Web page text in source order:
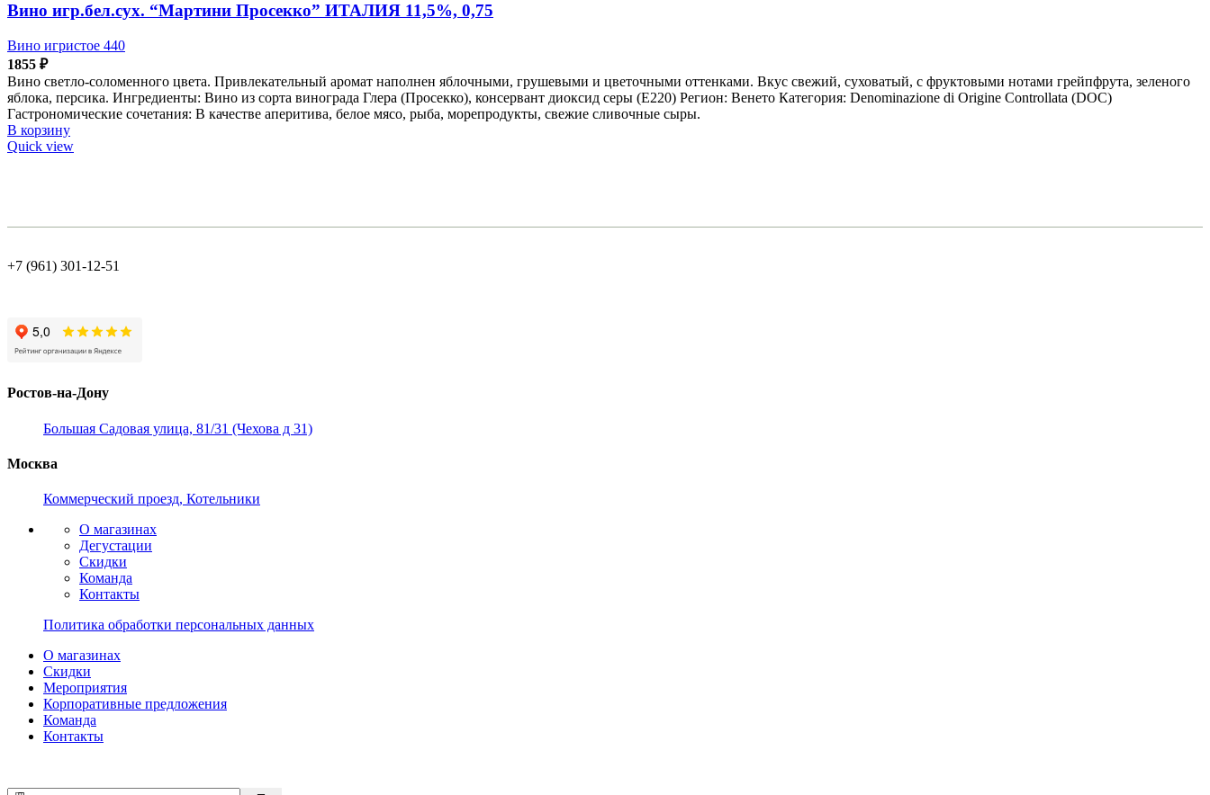
Вино игр.бел.сух. “Мартини Просекко” ИТАЛИЯ 11,5%, 0,75
Вино игристое 440
1855 ₽
Вино светло-соломенного цвета. Привлекательный аромат наполнен яблочными, грушевыми и цветочными оттенками. Вкус свежий, суховатый, с фруктовыми нотами грейпфрута, зеленого
яблока, персика. Ингредиенты: Вино из сорта винограда Глера (Просекко), консервант диоксид серы (Е220) Регион: Венето Категория: Denominazione di Origine Controllata (DOC)
Гастрономические сочетания: В качестве аперитива, белое мясо, рыба, морепродукты, свежие сливочные сыры.
В корзину
Quick view
+7 (961) 301-12-51
Ростов-на-Дону
Большая Садовая улица, 81/31 (Чехова д 31)
Москва
Коммерческий проезд, Котельники
О магазинах
Дегустации
Скидки
Команда
Контакты
Политика обработки персональных данных
О магазинах
Скидки
Мероприятия
Корпоративные предложения
Команда
Контакты